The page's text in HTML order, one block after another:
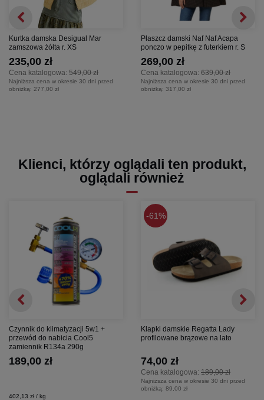
Kurtka damska Desigual Mar
zamszowa żółta r. XS
Cena katalogowa: 549,00 zł
235,00 zł
Najniższa cena w okresie 30 dni przed
obniżką: 277,00 zł
Płaszcz damski Naf Naf Acapa
ponczo w pepitkę z futerkiem r. S
Cena katalogowa: 639,00 zł
269,00 zł
Najniższa cena w okresie 30 dni przed
obniżką: 317,00 zł
Klienci, którzy oglądali ten produkt,
oglądali również
Czynnik do klimatyzacji 5w1 +
przewód do nabicia Cool5
zamiennik R134a 290g
189,00 zł
402,13 zł / kg
61%
Klapki damskie Regatta Lady
profilowane brązowe na lato
Cena katalogowa: 189,00 zł
74,00 zł
Najniższa cena w okresie 30 dni przed
obniżką: 89,00 zł